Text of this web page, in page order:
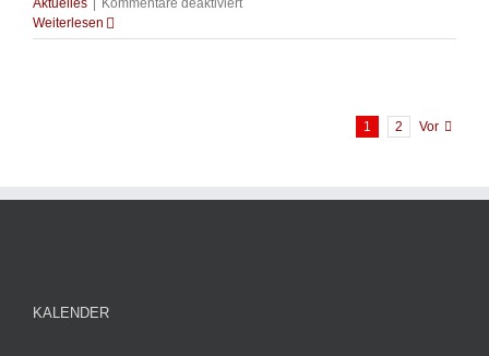
Aktuelles
Kommentare deaktiviert
–
Weiterlesen
1 2 Vor
KALENDER